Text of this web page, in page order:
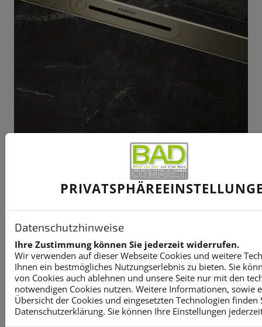
Datenschutzhinweise
Ihre Zustimmung können Sie jederzeit widerrufen.
Wir verwenden auf dieser Webseite Cookies und weitere
Ihnen ein bestmögliches Nutzungserlebnis zu bieten. Sie
von Cookies auch ablehnen und unsere Seite nur mit den
notwendigen Cookies nutzen. Weitere Informationen, sowie
Übersicht der Cookies und eingesetzten Technologien finden
Datenschutzerklärung. Sie können Ihre Einstellungen